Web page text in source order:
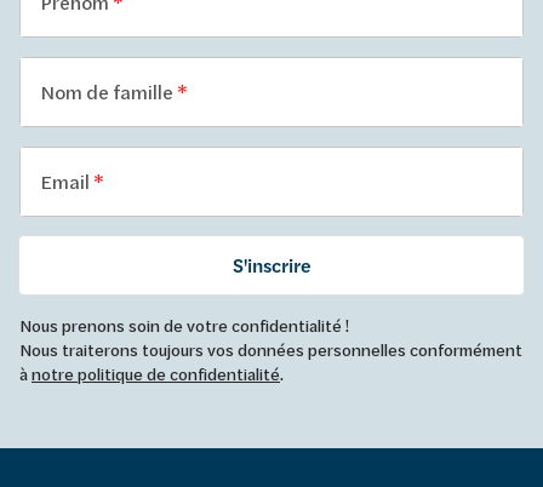
Nom de famille
Email
S'inscrire
Nous prenons soin de votre confidentialité !
Nous traiterons toujours vos données personnelles conformément
ànotre politique de confidentialité.